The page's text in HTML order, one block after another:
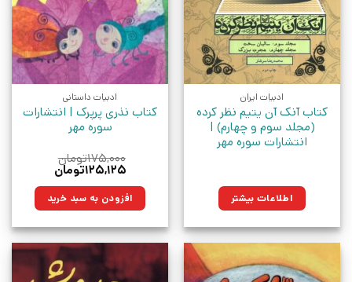
ادبیات ایران
کتاب آنک آن یتیم نظر کرده
(مجلد سوم و چهارم) |
انتشارات سوره مهر
اطلاعات بیشتر
ادبیات داستانی
کتاب نذری پرپرک | انتشارات
سوره مهر
۱۷۵,۰۰۰تومان
قیمت
۱۷۵,۰۰۰تومان
بود.
۱۲۵,۱۲۵تومان
۱۲۵,۱۲۵تومان.افزودن به سبد خرید